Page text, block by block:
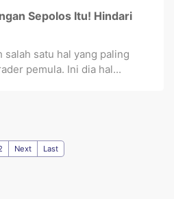
Sepolos Itu! Hindari
salah satu hal yang paling
pemula. Ini dia hal...
Next Last